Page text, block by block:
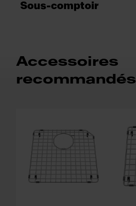
Sous-comptoir
Accessoires
recommandés